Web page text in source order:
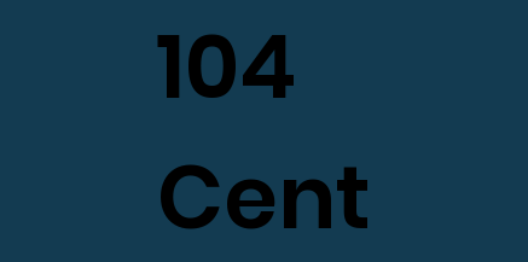
104
Cent